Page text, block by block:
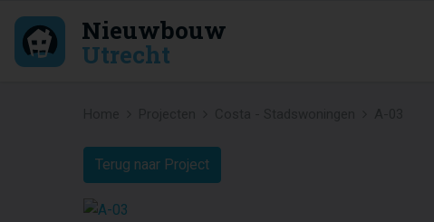
Nieuwbouw
Utrecht
Terug naar Project